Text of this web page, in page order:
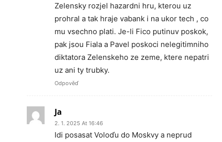
Zelensky rozjel hazardni hru, kterou uz
prohral a tak hraje vabank i na ukor tech , co
mu vsechno plati. Je-li Fico putinuv poskok,
pak jsou Fiala a Pavel poskoci nelegitimniho
diktatora Zelenskeho ze zeme, ktere nepatri
uz ani ty trubky.
Odpověď
Ja
2. 1. 2025 At 16:46
Idi posasat Voloďu do Moskvy a neprud